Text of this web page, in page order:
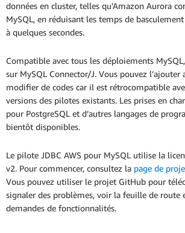
données en cluster, telles qu’Amazon Aurora
MySQL, en réduisant les temps de
à quelques secondes.
Compatible avec tous les déploiements
sur MySQL Connector/J. Vous pouvez l’ajouter
modifier de codes car il est rétrocompatible
versions des pilotes existants. Les prises en
pour PostgreSQL et d’autres langages de
bientôt disponibles.
Le pilote JDBC AWS pour MySQL utilise la
v2. Pour commencer, consultez la page de
Vous pouvez utiliser le projet GitHub pour
signaler des problèmes, voir la feuille de route
demandes de fonctionnalités.